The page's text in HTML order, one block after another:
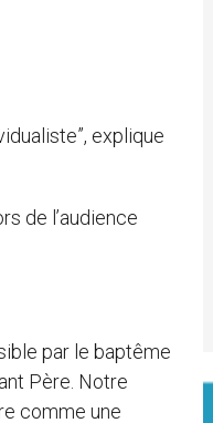
explique
de l’audience
par le baptême
Père. Notre
comme une